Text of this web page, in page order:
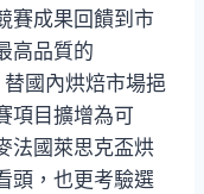
賽成果回饋到市
高品質的
國內烘焙市場挹
項目擴增為可
法國萊思克盃烘
頭，也更考驗選